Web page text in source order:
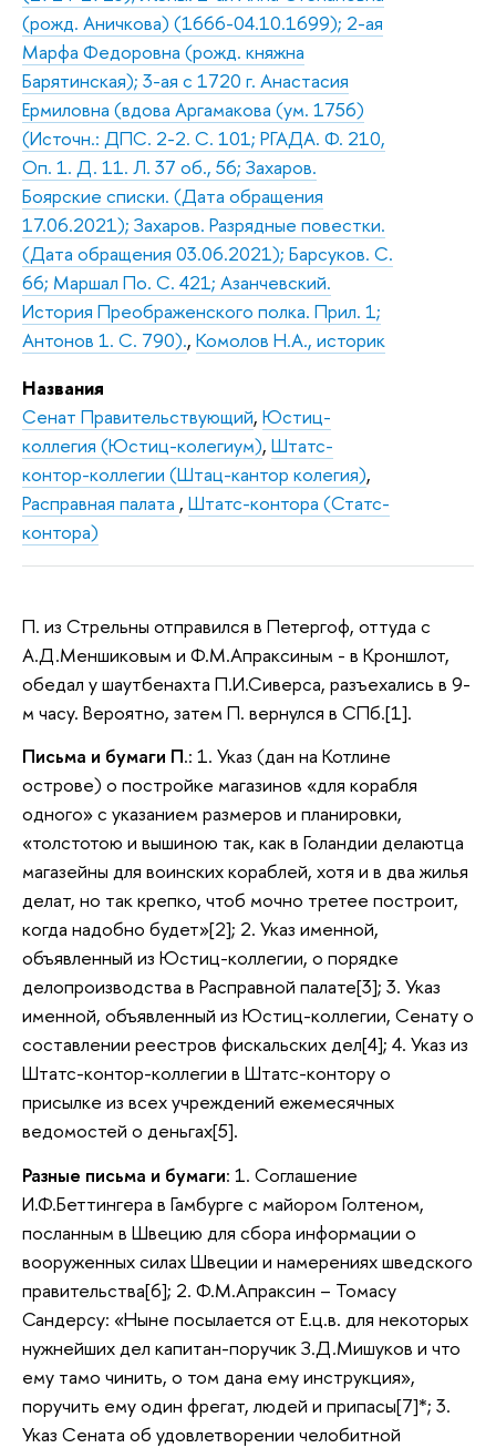
(рожд. Аничкова) (1666-04.10.1699); 2-ая
Марфа Федоровна (рожд. княжна
Барятинская); 3-ая с 1720 г. Анастасия
Ермиловна (вдова Аргамакова (ум. 1756)
(Источн.: ДПС. 2-2. С. 101; РГАДА. Ф. 210,
Оп. 1. Д. 11. Л. 37 об., 56; Захаров.
Боярские списки. (Дата обращения
17.06.2021); Захаров. Разрядные повестки.
(Дата обращения 03.06.2021); Барсуков. С.
66; Маршал По. С. 421; Азанчевский.
История Преображенского полка. Прил. 1;
Антонов 1. С. 790)., Комолов Н.А., историк
Названия
Сенат Правительствующий, Юстиц-
коллегия (Юстиц-колегиум), Штатс-
контор-коллегии (Штац-кантор колегия),
Расправная палата , Штатс-контора (Статс-
контора)
П. из Стрельны отправился в Петергоф, оттуда с
А.Д.Меншиковым и Ф.М.Апраксиным - в Кроншлот,
обедал у шаутбенахта П.И.Сиверса, разъехались в 9-
м часу. Вероятно, затем П. вернулся в СПб.[1].
Письма и бумаги П.: 1. Указ (дан на Котлине
острове) о постройке магазинов «для корабля
одного» с указанием размеров и планировки,
«толстотою и вышиною так, как в Голандии делаютца
магазейны для воинских кораблей, хотя и в два жилья
делат, но так крепко, чтоб мочно третее построит,
когда надобно будет»[2]; 2. Указ именной,
объявленный из Юстиц-коллегии, о порядке
делопроизводства в Расправной палате[3]; 3. Указ
именной, объявленный из Юстиц-коллегии, Сенату о
составлении реестров фискальских дел[4]; 4. Указ из
Штатс-контор-коллегии в Штатс-контору о
присылке из всех учреждений ежемесячных
ведомостей о деньгах[5].
Разные письма и бумаги: 1. Соглашение
И.Ф.Беттингера в Гамбурге с майором Голтеном,
посланным в Швецию для сбора информации о
вооруженных силах Швеции и намерениях шведского
правительства[6]; 2. Ф.М.Апраксин – Томасу
Сандерсу: «Ныне посылается от Е.ц.в. для некоторых
нужнейших дел капитан-поручик З.Д.Мишуков и что
ему тамо чинить, о том дана ему инструкция»,
поручить ему один фрегат, людей и припасы[7]*; 3.
Указ Сената об удовлетворении челобитной